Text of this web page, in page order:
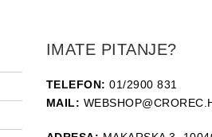
IMATE PITANJE?
TELEFON: 01/2900 831
MAIL: